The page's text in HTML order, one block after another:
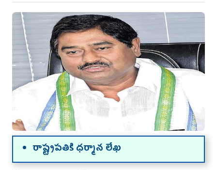
రాష్ట్రపతికి ధర్మాన లేఖ